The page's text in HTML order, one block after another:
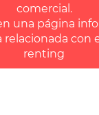
comercial.
una página
con
renting